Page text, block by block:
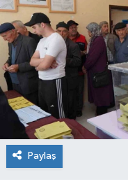
Paylaş
Tokat Haberleri
Yaşam